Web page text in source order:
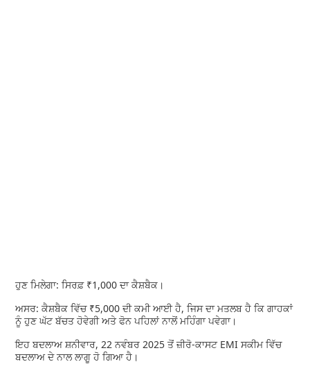
ਹੁਣ ਮਿਲੇਗਾ: ਸਿਰਫ਼ ₹1,000 ਦਾ ਕੈਸ਼ਬੈਕ।
ਅਸਰ: ਕੈਸ਼ਬੈਕ ਵਿੱਚ ₹5,000 ਦੀ ਕਮੀ ਆਈ ਹੈ, ਜਿਸ ਦਾ ਮਤਲਬ ਹੈ ਕਿ ਗਾਹਕਾਂ
ਨੂੰ ਹੁਣ ਘੱਟ ਬੱਚਤ ਹੋਵੇਗੀ ਅਤੇ ਫੋਨ ਪਹਿਲਾਂ ਨਾਲੋਂ ਮਹਿੰਗਾ ਪਵੇਗਾ।
ਇਹ ਬਦਲਾਅ ਸ਼ਨੀਵਾਰ, 22 ਨਵੰਬਰ 2025 ਤੋਂ ਜ਼ੀਰੋ-ਕਾਸਟ EMI ਸਕੀਮ ਵਿੱਚ
ਬਦਲਾਅ ਦੇ ਨਾਲ ਲਾਗੂ ਹੋ ਗਿਆ ਹੈ।